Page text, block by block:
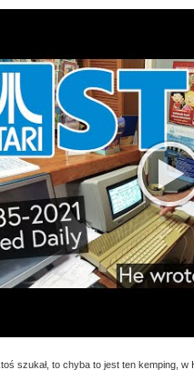
szukał, to chyba to jest ten kemping, w